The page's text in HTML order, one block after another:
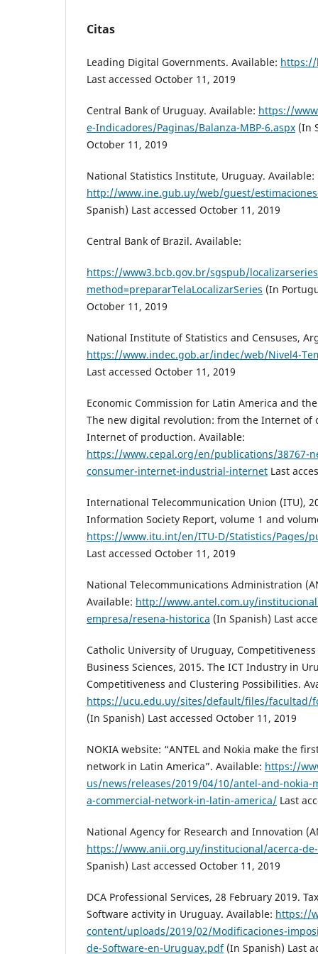
Citas
Leading Digital Governments. Available: https://
Last accessed October 11, 2019
Central Bank of Uruguay. Available: https://
e-Indicadores/Paginas/Balanza-MBP-6.aspx (In
October 11, 2019
National Statistics Institute, Uruguay. Available:
http://www.ine.gub.uy/web/guest/
Spanish) Last accessed October 11, 2019
Central Bank of Brazil. Available:
https://www3.bcb.gov.br/sgspub/
method=prepararTelaLocalizarSeries (In
October 11, 2019
National Institute of Statistics and Censuses,
https://www.indec.gob.ar/indec/web/Nivel4-
Last accessed October 11, 2019
Economic Commission for Latin America and
The new digital revolution: from the Internet of
Internet of production. Available:
https://www.cepal.org/en/publications/38767-
consumer-internet-industrial-internet Last
International Telecommunication Union (ITU),
Information Society Report, volume 1 and
https://www.itu.int/en/ITU-D/Statistics/Pages/
Last accessed October 11, 2019
National Telecommunications Administration
Available: http://www.antel.com.uy/
empresa/resena-historica (In Spanish) Last
Catholic University of Uruguay,
Business Sciences, 2015. The ICT Industry in
Competitiveness and Clustering Possibilities.
https://ucu.edu.uy/sites/default/files/facultad/
(In Spanish) Last accessed October 11, 2019
NOKIA website: “ANTEL and Nokia make the
network in Latin America”. Available: https://
us/news/releases/2019/04/10/antel-and-nokia-
a-commercial-network-in-latin-america/ Last
National Agency for Research and Innovation
https://www.anii.org.uy/institucional/acerca-
Spanish) Last accessed October 11, 2019
DCA Professional Services, 28 February 2019.
Software activity in Uruguay. Available: https://
content/uploads/2019/02/Modificaciones-
de-Software-en-Uruguay.pdf(In Spanish) Last